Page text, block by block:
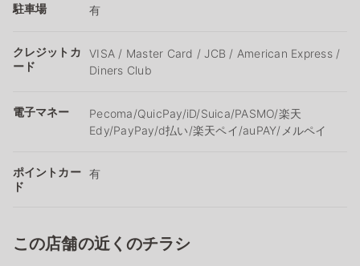
駐車場 有
クレジットカ
ード
VISA / Master Card / JCB / American Express /
Diners Club
電子マネー
Pecoma/QuicPay/iD/Suica/PASMO/楽天
Edy/PayPay/d払い/楽天ペイ/auPAY/メルペイ
ポイントカー
ド
有
この店舗の近くのチラシ